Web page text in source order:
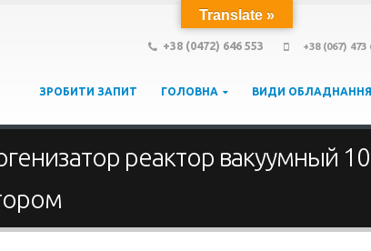
+38 (0472) 646 553 +38 (067) 473
ЗРОБИТИ ЗАПИТ ГОЛОВНА ВИДИ ОБЛАДНАННЯ
реактор вакуумный
Translate »